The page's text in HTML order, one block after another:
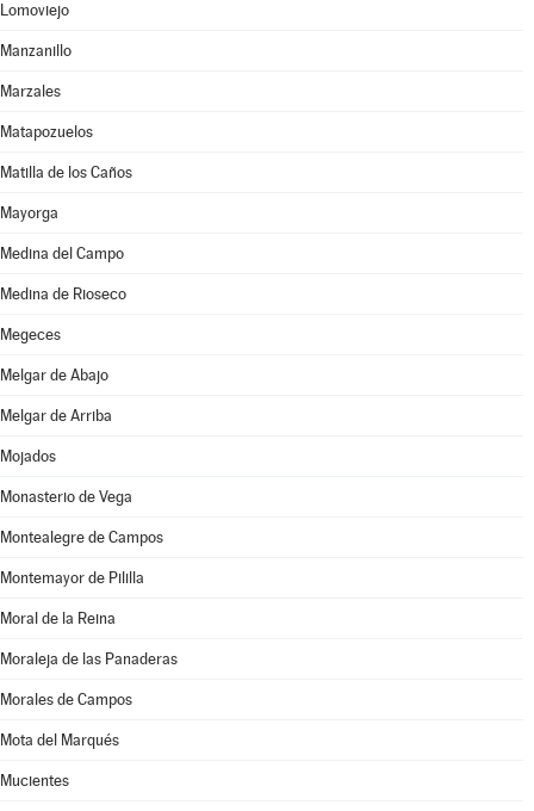
Lomoviejo
Manzanillo
Marzales
Matapozuelos
Matilla de los Caños
Mayorga
Medina del Campo
Medina de Rioseco
Megeces
Melgar de Abajo
Melgar de Arriba
Mojados
Monasterio de Vega
Montealegre de Campos
Montemayor de Pililla
Moral de la Reina
Moraleja de las Panaderas
Morales de Campos
Mota del Marqués
Mucientes